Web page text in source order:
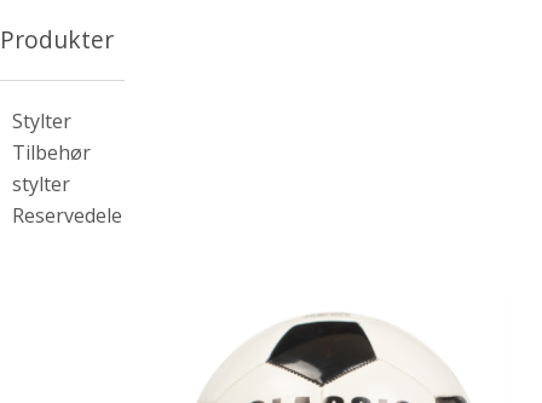
Produkter
Stylter
Tilbehør
stylter
Reservedele